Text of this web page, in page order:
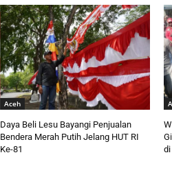
Aceh
Daya Beli Lesu Bayangi Penjualan
Bendera Merah Putih Jelang HUT RI
Ke-81